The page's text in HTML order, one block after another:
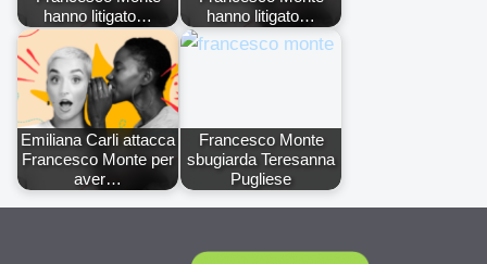
hanno litigato…
hanno litigato…
Emiliana Carli attacca
Francesco Monte per
aver…
Francesco Monte
sbugiarda Teresanna
Pugliese